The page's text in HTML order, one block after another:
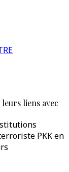
liens avec
PKK en